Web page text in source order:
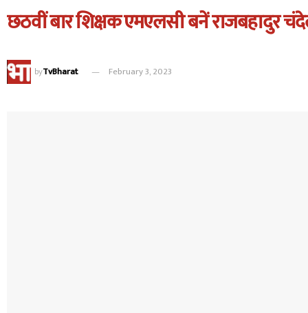
छठवीं बार शिक्षक एमएलसी बनें राजबहादुर
byTvBharat February 3, 2023